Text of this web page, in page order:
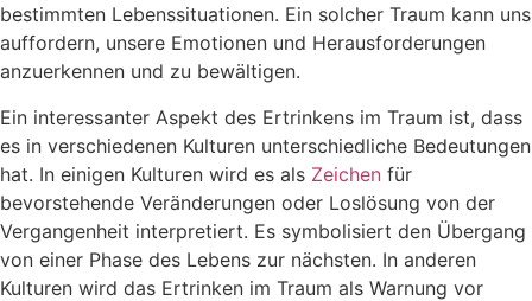
bestimmten Lebenssituationen. Ein solcher Traum kann uns
auffordern, unsere Emotionen und Herausforderungen
anzuerkennen und zu bewältigen.
Ein interessanter Aspekt des Ertrinkens im Traum ist, dass
es in verschiedenen Kulturen unterschiedliche Bedeutungen
hat. In einigen Kulturen wird es als Zeichen für
bevorstehende Veränderungen oder Loslösung von der
Vergangenheit interpretiert. Es symbolisiert den Übergang
von einer Phase des Lebens zur nächsten. In anderen
Kulturen wird das Ertrinken im Traum als Warnung vor